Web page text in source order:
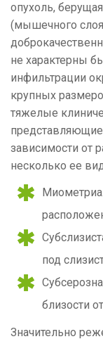
опухоль,
(мышечного
не характерны
инфильтрации
крупных
тяжелые
зависимости от
несколько ее
под
близости
Значительно